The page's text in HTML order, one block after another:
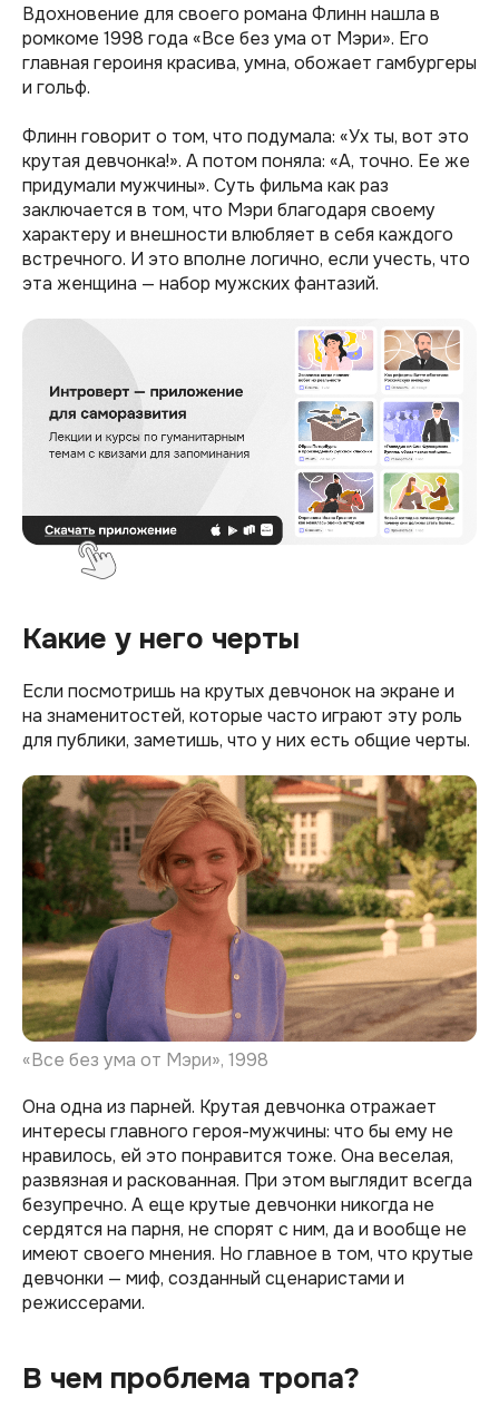
Вдохновение для своего романа Флинн нашла в
ромкоме 1998 года «Все без ума от Мэри». Его
главная героиня красива, умна, обожает гамбургеры
и гольф.
Флинн говорит о том, что подумала: «Ух ты, вот это
крутая девчонка!». А потом поняла: «А, точно. Ее же
придумали мужчины». Суть фильма как раз
заключается в том, что Мэри благодаря своему
характеру и внешности влюбляет в себя каждого
встречного. И это вполне логично, если учесть, что
эта женщина — набор мужских фантазий.
Какие у него черты
Если посмотришь на крутых девчонок на экране и
на знаменитостей, которые часто играют эту роль
для публики, заметишь, что у них есть общие черты.
«Все без ума от Мэри», 1998
Она одна из парней. Крутая девчонка отражает
интересы главного героя-мужчины: что бы ему не
нравилось, ей это понравится тоже. Она веселая,
развязная и раскованная. При этом выглядит всегда
безупречно. А еще крутые девчонки никогда не
сердятся на парня, не спорят с ним, да и вообще не
имеют своего мнения. Но главное в том, что крутые
девчонки — миф, созданный сценаристами и
режиссерами.
В чем проблема тропа?